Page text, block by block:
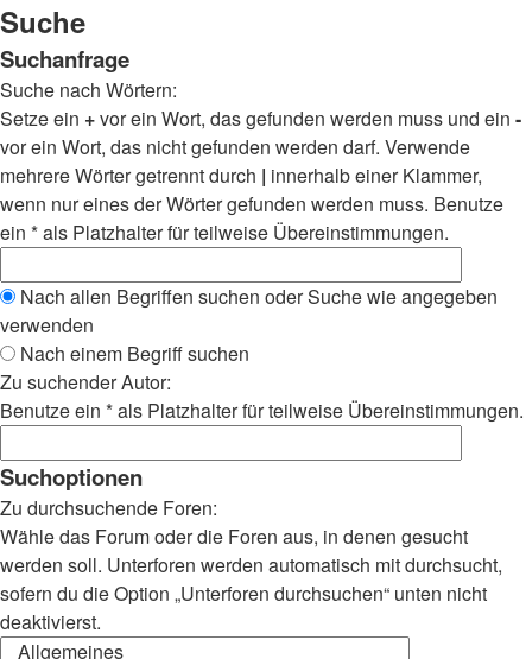
Suche
Suchanfrage
Suche nach Wörtern:
Setze ein +vor ein Wort, das gefunden werden muss und ein -
vor ein Wort, das nicht gefunden werden darf. Verwende
mehrere Wörter getrennt durch | innerhalb einer Klammer,
wenn nur eines der Wörter gefunden werden muss. Benutze
ein * als Platzhalter für teilweise Übereinstimmungen.
Nach allen Begriffen suchen oder Suche wie angegeben
verwenden
Nach einem Begriff suchen
Zu suchender Autor:
Benutze ein * als Platzhalter für teilweise Übereinstimmungen.
Suchoptionen
Zu durchsuchende Foren:
Wähle das Forum oder die Foren aus, in denen gesucht
werden soll. Unterforen werden automatisch mit durchsucht,
sofern du die Option „Unterforen durchsuchen“ unten nicht
deaktivierst.